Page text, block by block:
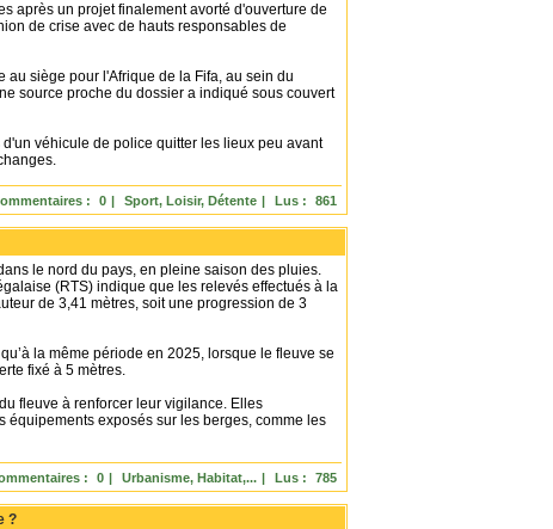
après un projet finalement avorté d'ouverture de
de crise avec de hauts responsables de
siège pour l'Afrique de la Fifa, au sein du
source proche du dossier a indiqué sous couvert
véhicule de police quitter les lieux peu avant
Lus : 861
Sport, Loisir, Détente |
: 0 |
le nord du pays, en pleine saison des pluies.
(RTS) indique que les relevés effectués à la
de 3,41 mètres, soit une progression de 3
la même période en 2025, lorsque le fleuve se
fixé à 5 mètres.
fleuve à renforcer leur vigilance. Elles
équipements exposés sur les berges, comme les
Lus : 785
Urbanisme, Habitat,... |
: 0 |
?